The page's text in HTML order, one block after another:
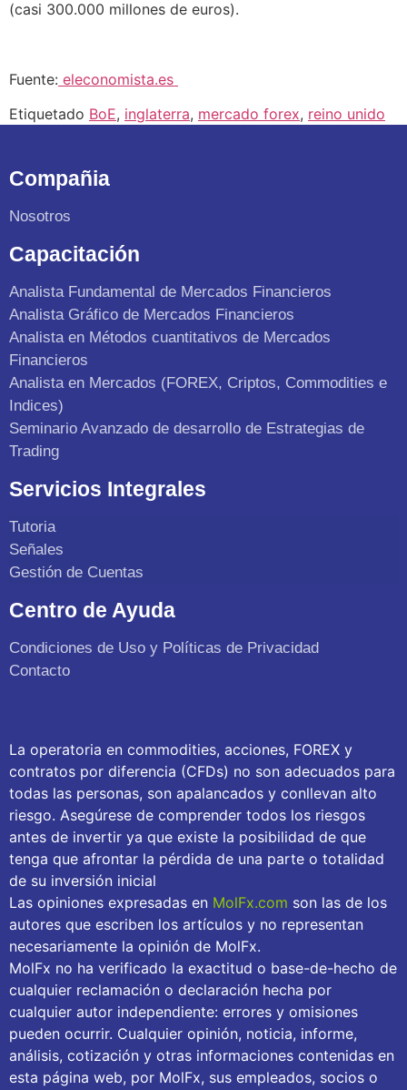
(casi 300.000 millones de euros).
Fuente: eleconomista.es
Etiquetado BoE, inglaterra, mercado forex, reino unido
Compañia
Nosotros
Capacitación
Analista Fundamental de Mercados Financieros
Analista Gráfico de Mercados Financieros
Analista en Métodos cuantitativos de Mercados
Financieros
Analista en Mercados (FOREX, Criptos, Commodities e
Indices)
Seminario Avanzado de desarrollo de Estrategias de
Trading
Servicios Integrales
Tutoria
Señales
Gestión de Cuentas
Centro de Ayuda
Condiciones de Uso y Políticas de Privacidad
Contacto
La operatoria en commodities, acciones, FOREX y
contratos por diferencia (CFDs) no son adecuados para
todas las personas, son apalancados y conllevan alto
riesgo. Asegúrese de comprender todos los riesgos
antes de invertir ya que existe la posibilidad de que
tenga que afrontar la pérdida de una parte o totalidad
de su inversión inicial
Las opiniones expresadas en MolFx.com son las de los
autores que escriben los artículos y no representan
necesariamente la opinión de MolFx.
MolFx no ha verificado la exactitud o base-de-hecho de
cualquier reclamación o declaración hecha por
cualquier autor independiente: errores y omisiones
pueden ocurrir. Cualquier opinión, noticia, informe,
análisis, cotización y otras informaciones contenidas en
esta página web, por MolFx, sus empleados, socios o